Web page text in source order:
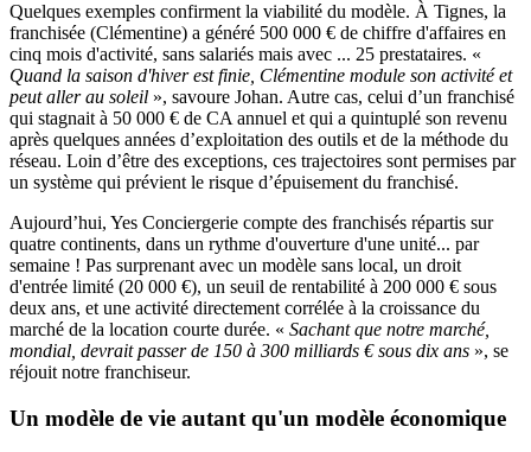
Quelques exemples confirment la viabilité du modèle. À Tignes, la
franchisée (Clémentine) a généré 500 000 € de chiffre d'affaires en
cinq mois d'activité, sans salariés mais avec ... 25 prestataires. «
Quand la saison d'hiver est finie, Clémentine module son activité et
peut aller au soleil », savoure Johan. Autre cas, celui d’un franchisé
qui stagnait à 50 000 € de CA annuel et qui a quintuplé son revenu
après quelques années d’exploitation des outils et de la méthode du
réseau. Loin d’être des exceptions, ces trajectoires sont permises par
un système qui prévient le risque d’épuisement du franchisé.
Aujourd’hui, Yes Conciergerie compte des franchisés répartis sur
quatre continents, dans un rythme d'ouverture d'une unité... par
semaine ! Pas surprenant avec un modèle sans local, un droit
d'entrée limité (20 000 €), un seuil de rentabilité à 200 000 € sous
deux ans, et une activité directement corrélée à la croissance du
marché de la location courte durée. « Sachant que notre marché,
mondial, devrait passer de 150 à 300 milliards € sous dix ans », se
réjouit notre franchiseur.
Un modèle de vie autant qu'un modèle économique